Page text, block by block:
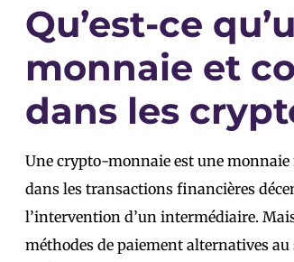
Qu’est-ce
monnaie et
dans les
Une crypto-monnaie est une
dans les transactions financières
l’intervention d’un intermédiaire.
méthodes de paiement alternatives